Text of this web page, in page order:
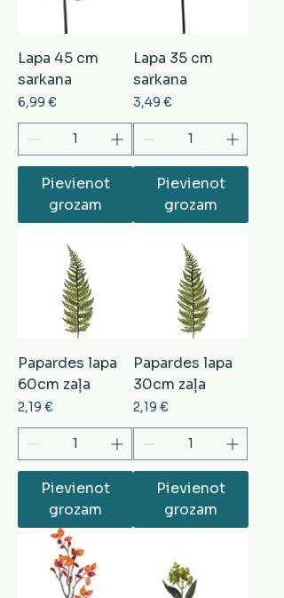
Lapa 45 cm
sarkana
Cena
6,99 €
Pievienot
grozam
Lapa 35 cm
sarkana
Cena
3,49 €
Pievienot
grozam
Papardes lapa
60cm zaļa
Cena
2,19 €
Pievienot
grozam
Papardes lapa
30cm zaļa
Cena
2,19 €
Pievienot
grozam